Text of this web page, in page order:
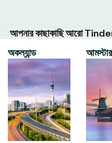
আপনার কাছাকাছি আরো Tinder
অকল্যান্ড